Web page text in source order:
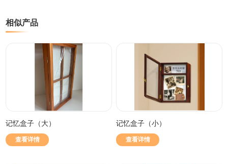
相似产品
记忆盒子（大）
查看详情
记忆盒子（小）
查看详情